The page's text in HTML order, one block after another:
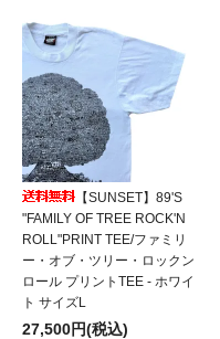
【SUNSET】89'S
"FAMILY OF TREE ROCK'N
ROLL"PRINT TEE/ファミリ
ー・オブ・ツリー・ロックン
ロール プリントTEE - ホワイ
ト サイズL
27,500円(税込)